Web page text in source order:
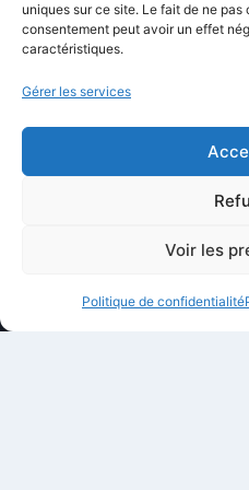
uniques sur ce site. Le fait de ne pas
consentement peut avoir un effet
caractéristiques.
Gérer les services
Voir les
Politique de confidentialité
Politique éditoriale
Méthodologie de test
Transparence et affiliation
CritiquePlus dans les
Contactez-nous
À propos de CritiquePlus